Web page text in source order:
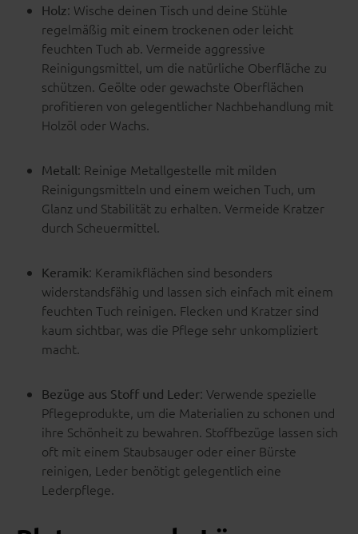
Holz: Wische deinen Tisch und deine Stühle
regelmäßig mit einem trockenen oder leicht
feuchten Tuch ab. Vermeide aggressive
Reinigungsmittel, um die natürliche Oberfläche zu
schützen. Geölte oder gewachste Oberflächen
profitieren von gelegentlicher Nachbehandlung mit
Holzöl oder Wachs.
Metall: Reinige Metallgestelle mit milden
Reinigungsmitteln und einem weichen Tuch, um
Glanz und Stabilität zu erhalten. Vermeide Kratzer
durch Scheuermittel.
Keramik: Keramikflächen sind besonders
widerstandsfähig und lassen sich einfach mit einem
feuchten Tuch reinigen. Flecken und Kratzer sind
kaum sichtbar, was die Pflege sehr unkompliziert
macht.
Bezüge aus Stoff und Leder: Verwende spezielle
Pflegeprodukte, um die Materialien zu schonen und
ihre Schönheit zu bewahren. Stoffbezüge lassen sich
oft mit einem Staubsauger oder einer Bürste
reinigen, Leder benötigt gelegentlich eine
Lederpflege.